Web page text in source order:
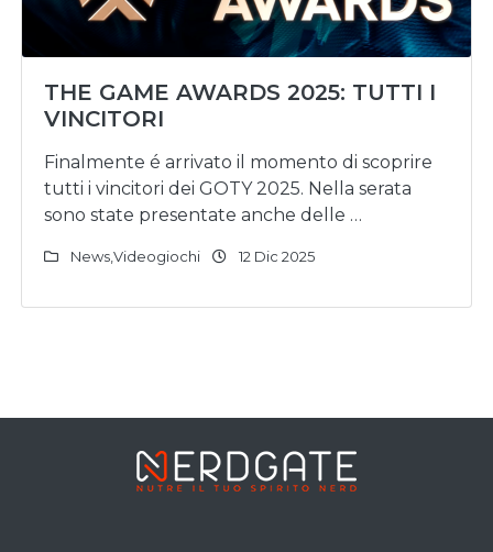
THE GAME AWARDS 2025: TUTTI I
VINCITORI
Finalmente é arrivato il momento di scoprire
tutti i vincitori dei GOTY 2025. Nella serata
sono state presentate anche delle …
NewsVideogiochi 12 Dic 2025